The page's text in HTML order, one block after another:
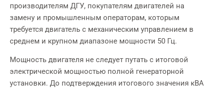
производителям ДГУ, покупателям двигателей на
замену и промышленным операторам, которым
требуется двигатель с механическим управлением в
среднем и крупном диапазоне мощности 50 Гц.
Мощность двигателя не следует путать с итоговой
электрической мощностью полной генераторной
установки. До подтверждения итогового значения кВА